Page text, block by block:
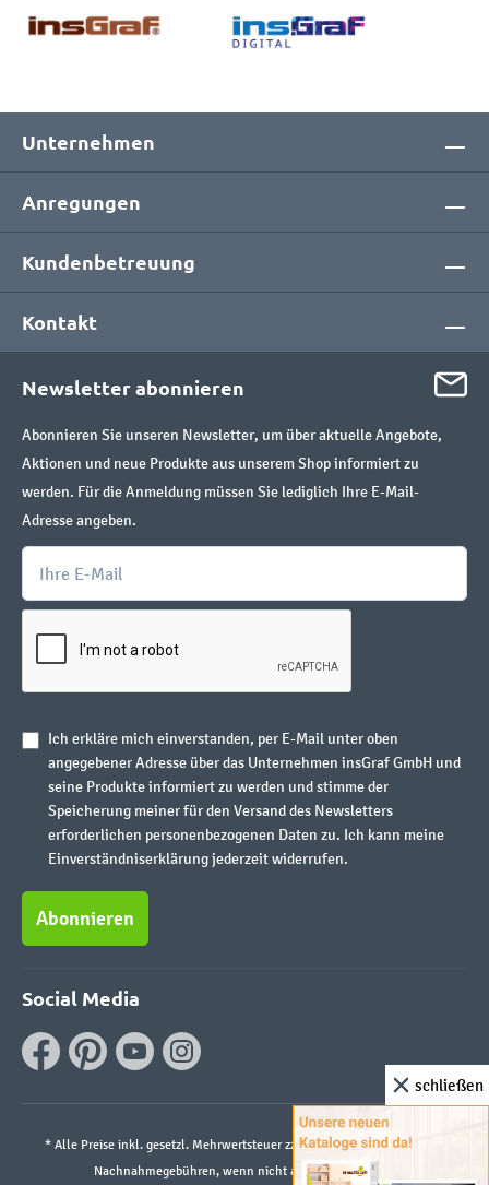
Unternehmen
Anregungen
Kundenbetreuung
Kontakt
Newsletter abonnieren
Abonnieren Sie unseren Newsletter, um über aktuelle Angebote,
Aktionen und neue Produkte aus unserem Shop informiert zu
werden. Für die Anmeldung müssen Sie lediglich Ihre E-Mail-
Adresse angeben.
Ich erkläre mich einverstanden, per E-Mail unter oben
angegebener Adresse über das Unternehmen insGraf GmbH und
seine Produkte informiert zu werden und stimme der
Speicherung meiner für den Versand des Newsletters
erforderlichen personenbezogenen Daten zu. Ich kann meine
Einverständniserklärung jederzeit widerrufen.
Abonnieren
Social Media
* Alle Preise inkl. gesetzl. Mehrwertsteuer zzgl.Versandkostenund ggf.
Nachnahmegebühren, wenn nicht anders angegeben.
schließen